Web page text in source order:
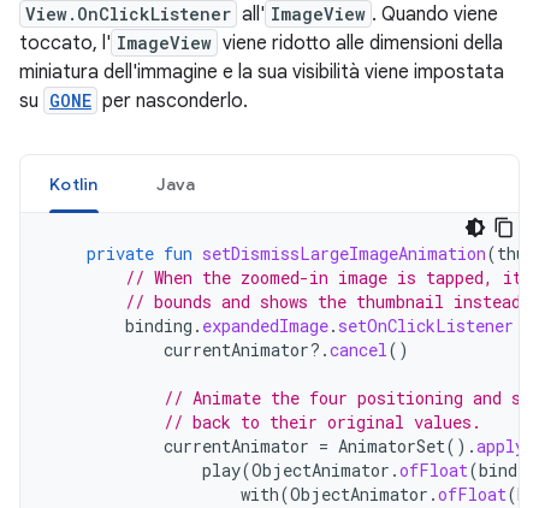
View.OnClickListener all' ImageView . Quando viene
toccato, l' ImageView viene ridotto alle dimensioni della
miniatura dell'immagine e la sua visibilità viene impostata
su GONE per nasconderlo.
Kotlin Java
private fun setDismissLargeImageAnimation(
// When the zoomed-in image is tapped, it
// bounds and shows the thumbnail instead
binding . expandedImage. setOnClickListener
currentAnimator?.cancel()
// Animate the four positioning and
// back to their original values.
currentAnimator = AnimatorSet().apply
play(ObjectAnimator .ofFloat(
with(ObjectAnimator .ofFloat(